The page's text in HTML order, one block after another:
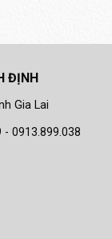
ĐỊNH
Gia Lai
0913.899.038